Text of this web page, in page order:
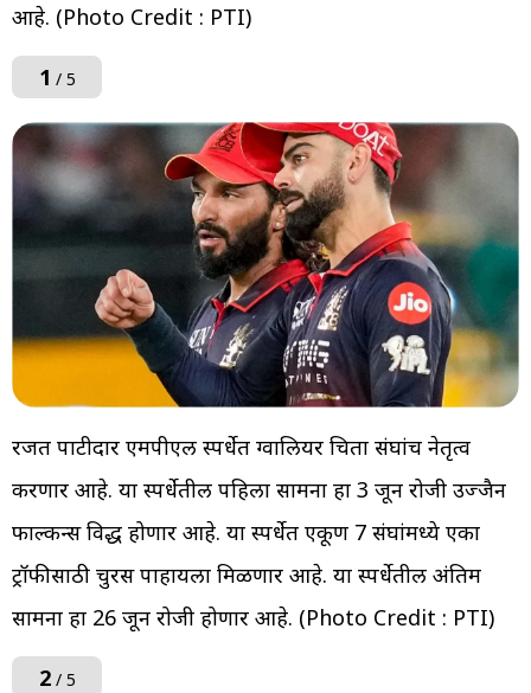
आहे. (Photo Credit : PTI)
1 / 5
रजत पाटीदार एमपीएल स्पर्धेत ग्वालियर चिता संघांच नेतृत्व
करणार आहे. या स्पर्धेतील पहिला सामना हा 3 जून रोजी उज्जैन
फाल्कन्स विरुद्ध होणार आहे. या स्पर्धेत एकूण 7 संघांमध्ये एका
ट्रॉफीसाठी चुरस पाहायला मिळणार आहे. या स्पर्धेतील अंतिम
सामना हा 26 जून रोजी होणार आहे. (Photo Credit : PTI)
2/ 5